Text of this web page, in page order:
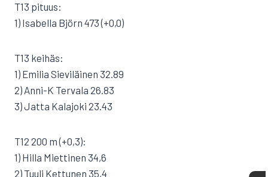
T13 pituus:
1) Isabella Björn 473 (+0,0)
T13 keihäs:
1) Emilia Sieviläinen 32.89
2) Anni-K Tervala 26.83
3) Jatta Kalajoki 23.43
T12 200 m (+0,3):
1) Hilla Miettinen 34,6
2) Tuuli Kettunen 35,4